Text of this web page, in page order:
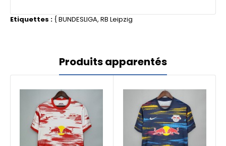
Etiquettes : {BUNDESLIGA, RB Leipzig
Produits apparentés